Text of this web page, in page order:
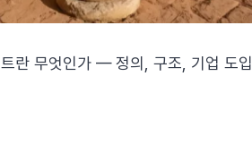
란 무엇인가 — 정의, 구조, 기업 도입